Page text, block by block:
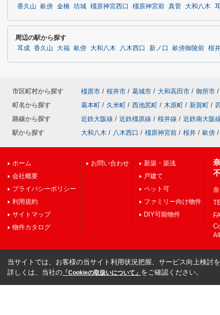
香久山 畝傍 金橋 坊城 橿原神宮西口 橿原神宮前 真菅 大和八木
周辺の駅から探す
耳成 香久山 大福 畝傍 大和八木 八木西口 新ノ口 畝傍御陵前 桜
市区町村から探す 橿原市 / 桜井市 / 葛城市 / 大和高田市 / 御所市 /
町名から探す
葛本町 / 久米町 / 西池尻町 / 木原町 / 新賀町 /
路線から探す
近鉄大阪線 / 近鉄橿原線 / 桜井線 / 近鉄南大阪
駅から探す
大和八木 / 八木西口 / 橿原神宮前 / 桜井 / 畝傍 /
ホーム
会社概要
プライバシーポリシー
利用規約
サイトマップ
物件カタログ
お問い合わせ
新築・築浅
戸建て
ペット可
ファミリー向け物件
DIY可能物件
当サイトでは、お客様の当サイト利用状況把握、サービス向上検討
詳しくは、当社の 「Cookieの取扱いについて」 をご確認ください。